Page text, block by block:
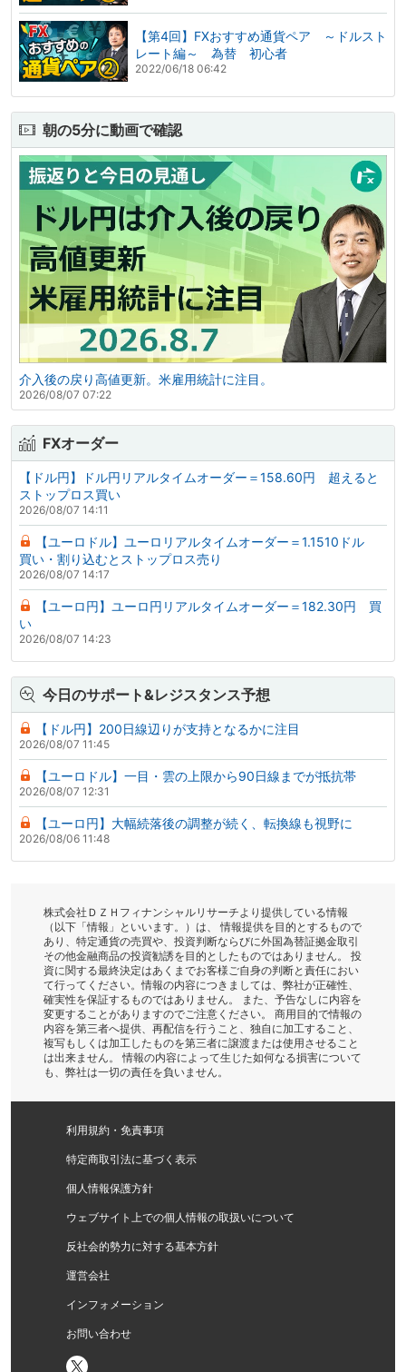
【第4回】FXおすすめ通貨ペア ～ドルスト
レート編～ 為替 初心者
2022/06/18 06:42
朝の5分に動画で確認
介入後の戻り高値更新。米雇用統計に注目。
2026/08/07 07:22
FXオーダー
【ドル円】ドル円リアルタイムオーダー＝158.60円 超えると
ストップロス買い
2026/08/07 14:11
【ユーロドル】ユーロリアルタイムオーダー＝1.1510ドル
買い・割り込むとストップロス売り
2026/08/07 14:17
【ユーロ円】ユーロ円リアルタイムオーダー＝182.30円 買
い
2026/08/07 14:23
今日のサポート&レジスタンス予想
【ドル円】200日線辺りが支持となるかに注目
2026/08/07 11:45
【ユーロドル】一目・雲の上限から90日線までが抵抗帯
2026/08/07 12:31
【ユーロ円】大幅続落後の調整が続く、転換線も視野に
2026/08/06 11:48
株式会社ＤＺＨフィナンシャルリサーチより提供している情報
（以下「情報」といいます。）は、 情報提供を目的とするもので
あり、特定通貨の売買や、投資判断ならびに外国為替証拠金取引
その他金融商品の投資勧誘を目的としたものではありません。 投
資に関する最終決定はあくまでお客様ご自身の判断と責任におい
て行ってください。情報の内容につきましては、弊社が正確性、
確実性を保証するものではありません。 また、予告なしに内容を
変更することがありますのでご注意ください。 商用目的で情報の
内容を第三者へ提供、再配信を行うこと、独自に加工すること、
複写もしくは加工したものを第三者に譲渡または使用させること
は出来ません。 情報の内容によって生じた如何なる損害について
も、弊社は一切の責任を負いません。
利用規約・免責事項
特定商取引法に基づく表示
個人情報保護方針
ウェブサイト上での個人情報の取扱いについて
反社会的勢力に対する基本方針
運営会社
インフォメーション
お問い合わせ